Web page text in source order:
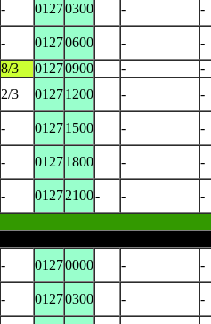
- 01270300 - -
- 01270600 -
-
8/3 01270900 -
-
2/3 01271200 - -
- 01271500 - -
- 01271800 - -
- 01272100- -
-
- 01270000 - -
- 01270300 - -